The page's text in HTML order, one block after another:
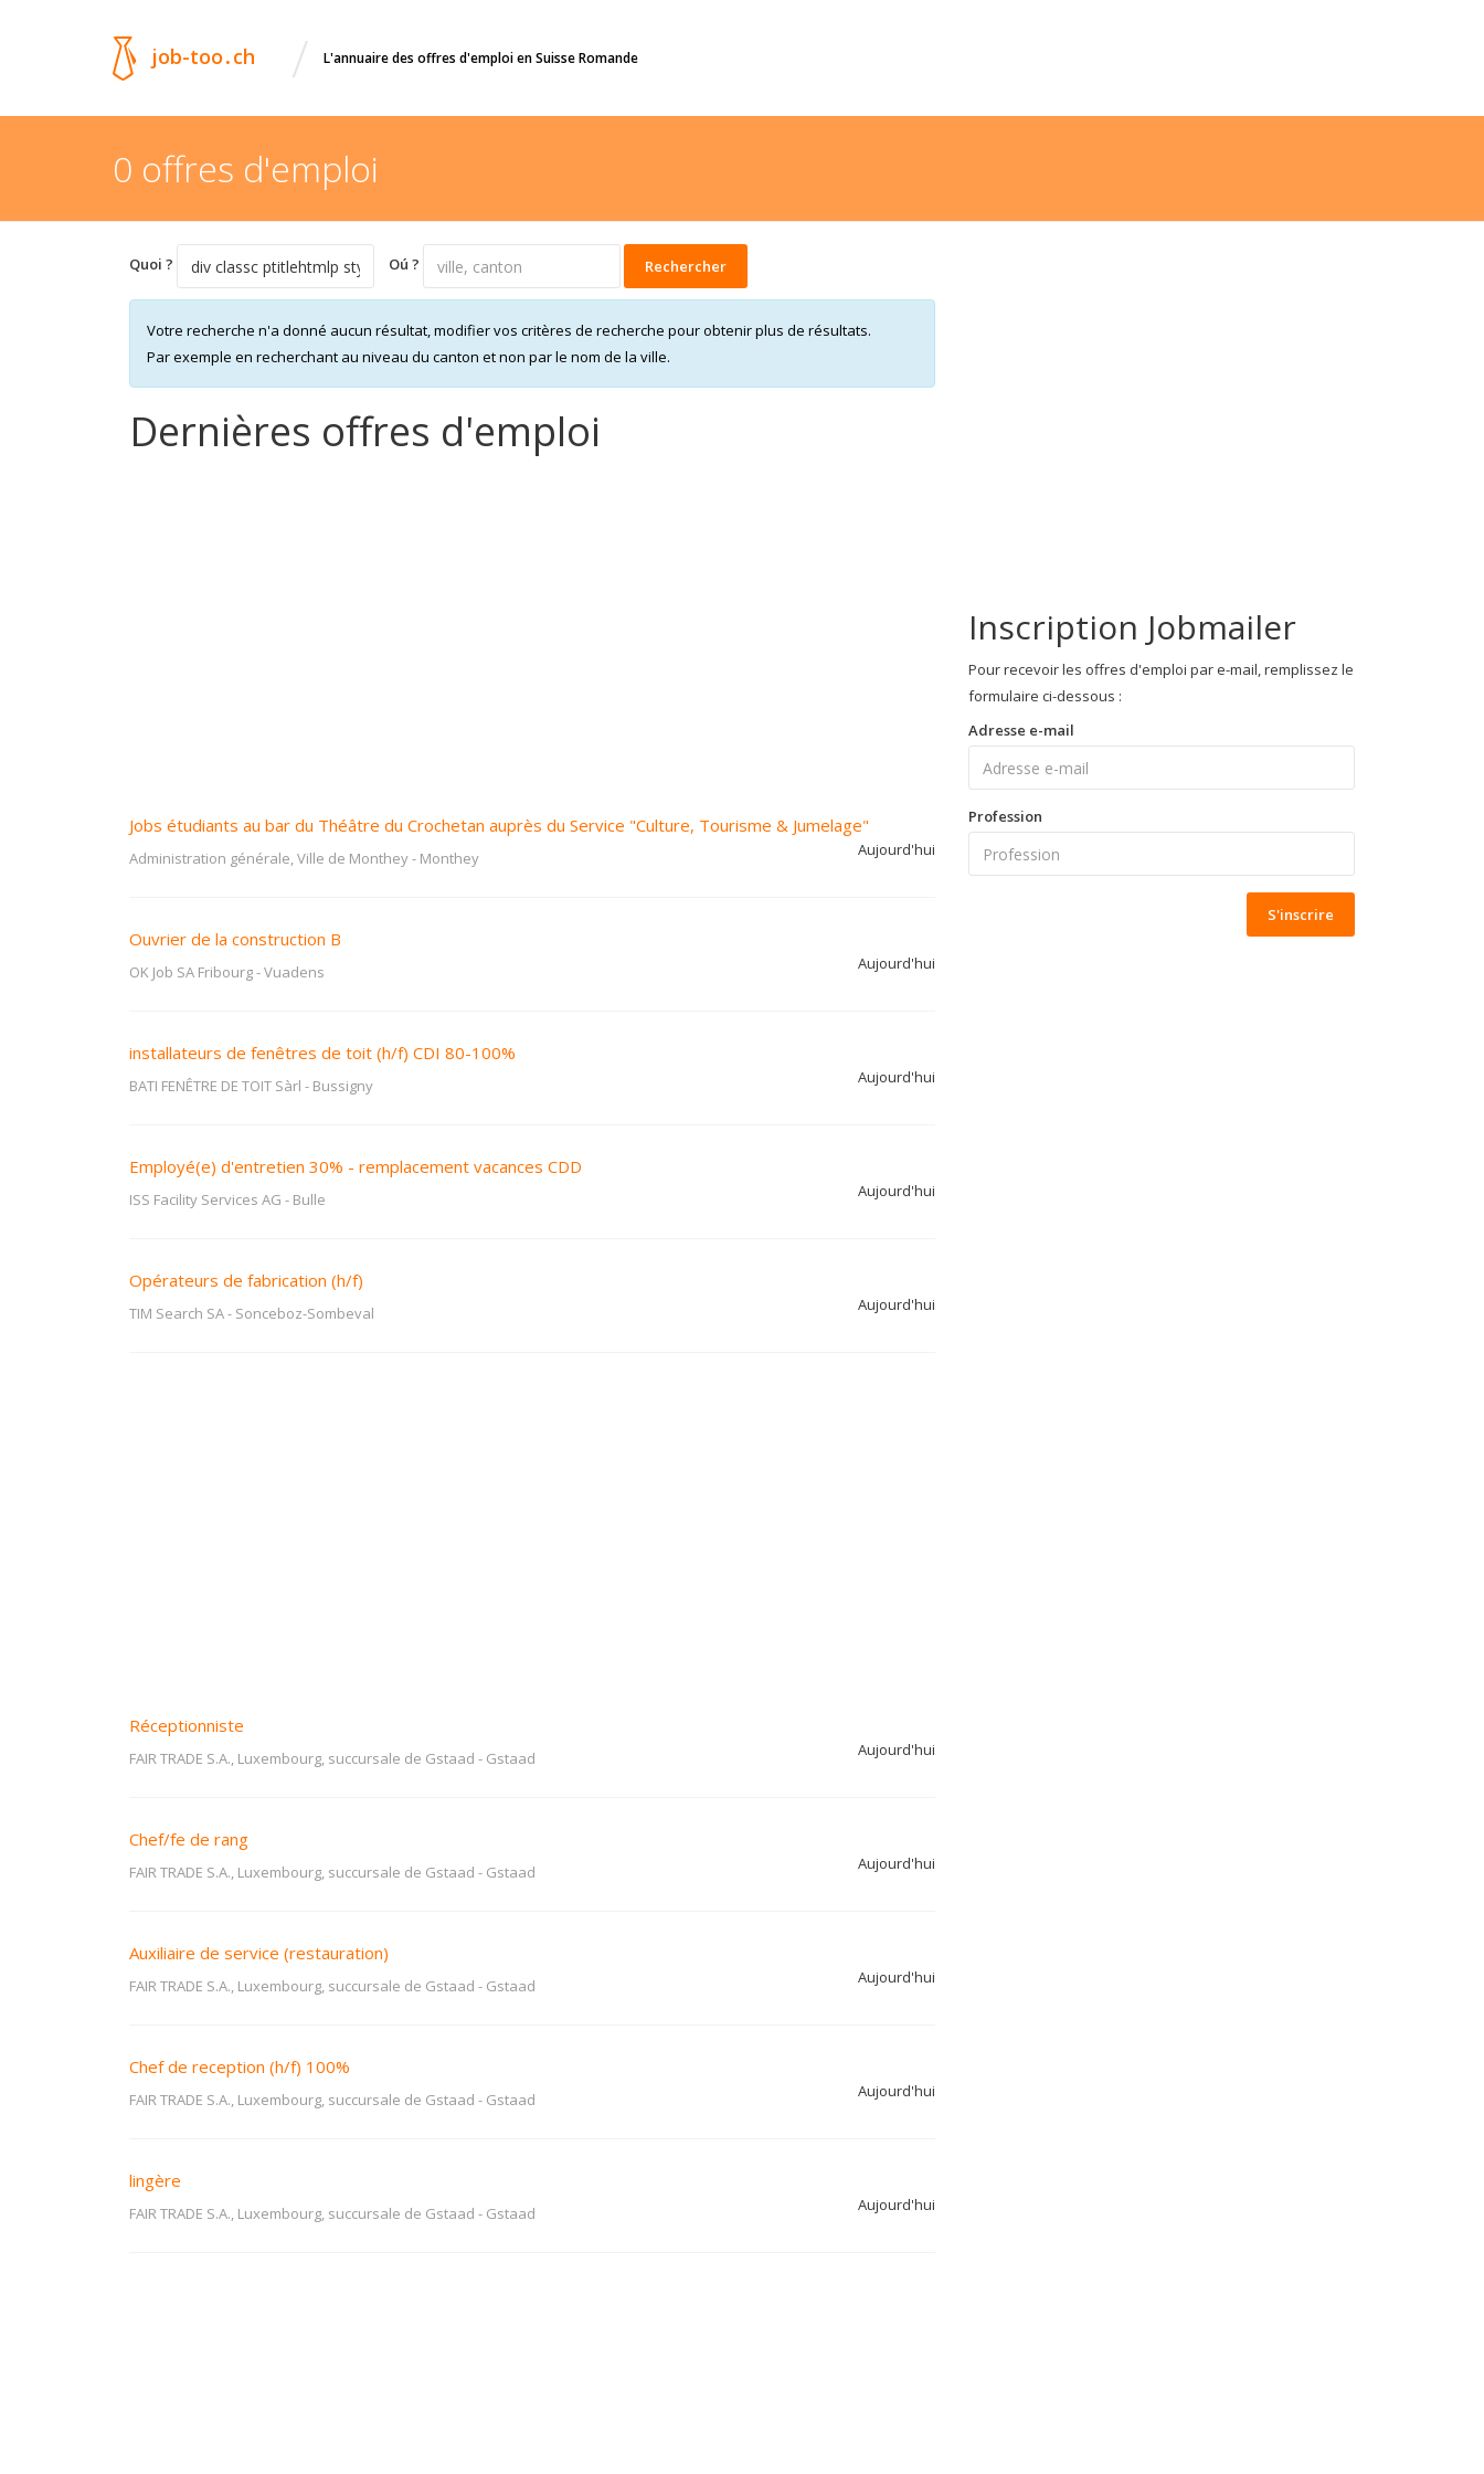
job-too.ch / L'annuaire des offres d'emploi en Suisse Romande
0 offres d'emploi
Quoi ? Oú ? Rechercher
Votre recherche n'a donné aucun résultat, modifier vos critères de recherche pour obtenir plus de résultats.
Par exemple en recherchant au niveau du canton et non par le nom de la ville.
Dernières offres d'emploi
Jobs étudiants au bar du Théâtre du Crochetan auprès du Service "Culture, Tourisme & Jumelage"
Administration générale, Ville de Monthey- Monthey Aujourd'hui
Ouvrier de la construction B
OK Job SA Fribourg-Vuadens Aujourd'hui
installateurs de fenêtres de toit (h/f) CDI 80-100%
BATI FENÊTRE DE TOIT Sàrl - Bussigny Aujourd'hui
Employé(e) d'entretien 30% - remplacement vacances CDD
ISS Facility Services AG - Bulle Aujourd'hui
Opérateurs de fabrication (h/f)
TIM Search SA- Sonceboz-Sombeval Aujourd'hui
Réceptionniste
FAIR TRADE S.A., Luxembourg, succursale de Gstaad - Gstaad Aujourd'hui
Chef/fe de rang
FAIR TRADE S.A., Luxembourg, succursale de Gstaad - Gstaad Aujourd'hui
Auxiliaire de service (restauration)
FAIR TRADE S.A., Luxembourg, succursale de Gstaad - Gstaad Aujourd'hui
Chef de reception (h/f) 100%
FAIR TRADE S.A., Luxembourg, succursale de Gstaad - Gstaad Aujourd'hui
lingère
FAIR TRADE S.A., Luxembourg, succursale de Gstaad - Gstaad Aujourd'hui
Inscription Jobmailer
Pour recevoir les offres d'emploi par e-mail, remplissez le
formulaire ci-dessous :
Adresse e-mail
Profession
S'inscrire